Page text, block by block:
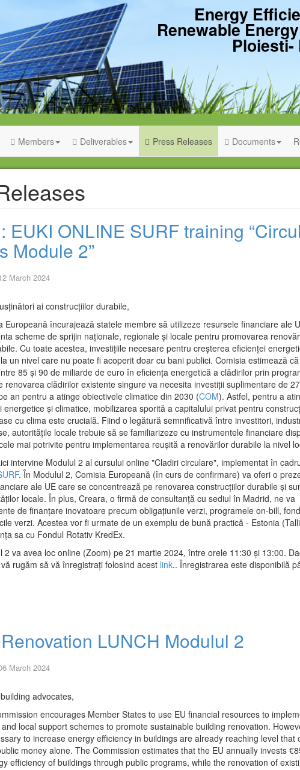
Energy
Renewable
Ploiesti-
Members Deliverables Press Releases Documents
EUKI ONLINE SURF training
Module 2”
March 2024
ai construcțiilor durabile,
încurajează statele membre să utilizeze resursele financiare ale
scheme de sprijin naționale, regionale și locale pentru promovarea
Cu toate acestea, investițiile necesare pentru creșterea eficienței
un nivel care nu poate fi acoperit doar cu bani publici. Comisia estimează
85 și 90 de miliarde de euro în eficiența energetică a clădirilor prin
renovarea clădirilor existente singure va necesita investiții suplimentare de
an pentru a atinge obiectivele climatice din 2030 (COM). Astfel, pentru a
energetice și climatice, mobilizarea sporită a capitalului privat pentru
cu clima este crucială. Fiind o legătură semnificativă între investitori,
autoritățile locale trebuie să se familiarizeze cu instrumentele financiare
mai potrivite pentru implementarea reușită a renovărilor durabile la nivel
Modulul 2 al cursului online "Cladiri circulare", implementat în
. În Modulul 2, Comisia Europeană (în curs de confirmare) va oferi o
ale UE care se concentrează pe renovarea construcțiilor durabile și
locale. În plus, Creara, o firmă de consultanță cu sediul în Madrid, ne va
de finanțare inovatoare precum obligațiunile verzi, programele on-bill,
verzi. Acestea vor fi urmate de un exemplu de bună practică - Estonia
sa cu Fondul Rotativ KredEx.
loc online (Zoom) pe 21 martie 2024, între orele 11:30 și 13:00.
rugăm să vă înregistrați folosind acest link.. Înregistrarea este disponibilă
LUNCH Modulul 2
March 2024
advocates,
encourages Member States to use EU financial resources to
local support schemes to promote sustainable building renovation.
to increase energy efficiency in buildings are already reaching level that
money alone. The Commission estimates that the EU annually invests
efficiency of buildings through public programs, while the renovation of